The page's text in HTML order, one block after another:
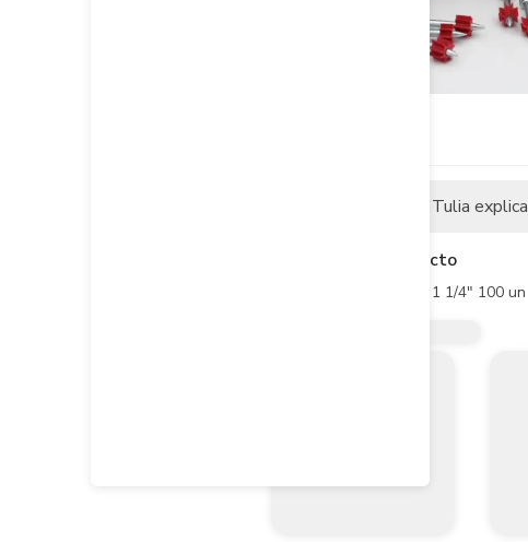
Tulia explica
Descripción del producto
Clavo Fijación Tiro a Tiro 1 1/4" 100 un